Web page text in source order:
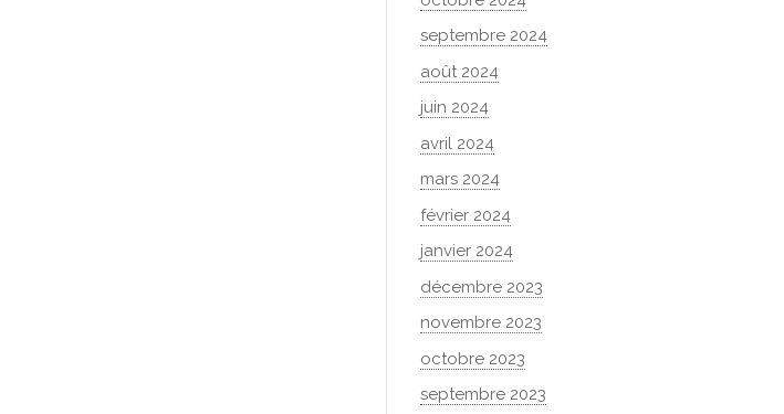
septembre 2024
août 2024
juin 2024
avril 2024
mars 2024
février 2024
janvier 2024
décembre 2023
novembre 2023
octobre 2023
septembre 2023